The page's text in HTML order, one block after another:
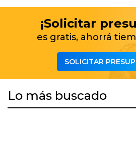
¡Solicitar
es gratis, ahorrá
SOLICITAR
Lo más buscado